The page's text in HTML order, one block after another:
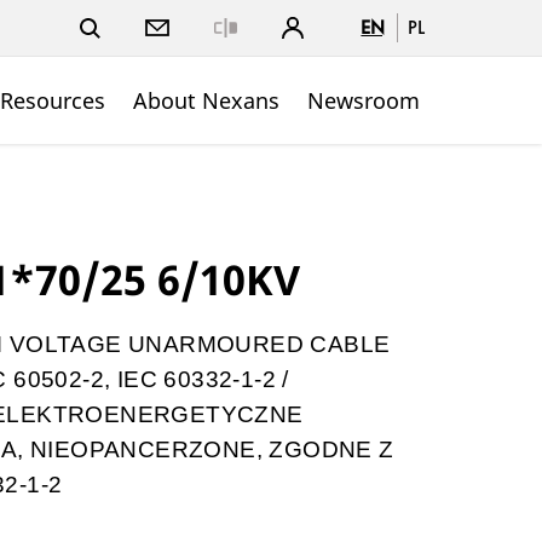
EN PL
About Nexans Newsroom
25 6/10KV
UNARMOURED CABLE
60502-2, IEC 60332-1-2 /
NIEOPANCERZONE, ZGODNE Z
1-2